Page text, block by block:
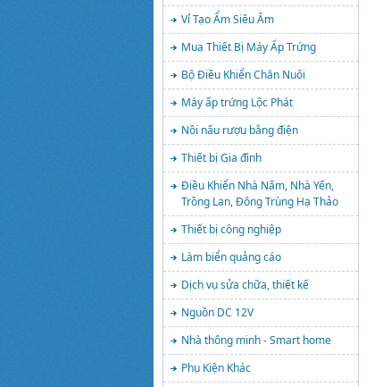
Vỉ Tạo Ẩm Siêu Âm
Mua Thiết Bị Máy Ấp Trứng
Bộ Điều Khiển Chăn Nuôi
Máy ấp trứng Lộc Phát
Nồi nấu rượu bằng điện
Thiết bị Gia đình
Điều Khiển Nhà Nấm, Nhà Yến,
Trồng Lan, Đông Trùng Hạ Thảo
Thiết bị công nghiệp
Làm biển quảng cáo
Dịch vụ sửa chữa, thiết kế
Nguồn DC 12V
Nhà thông minh - Smart home
Phụ Kiện Khác